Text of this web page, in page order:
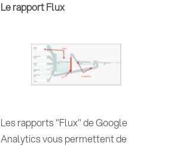
Le rapport Flux
Les rapports "Flux" de Google
Analytics vous permettent de